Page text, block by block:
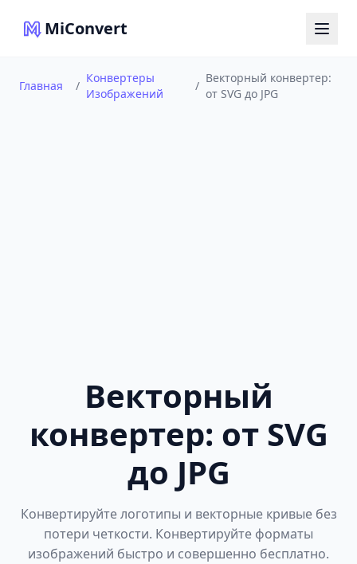
MiConvert
Главная /
Конвертеры
Изображений
/
Векторный конвертер:
от SVG до JPG
Векторный
конвертер: от SVG
до JPG
Конвертируйте логотипы и векторные кривые без
потери четкости. Конвертируйте форматы
изображений быстро и совершенно бесплатно.